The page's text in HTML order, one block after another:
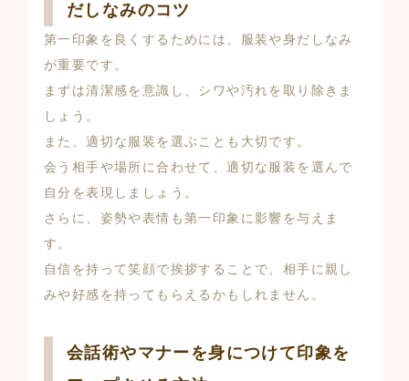
だしなみのコツ
第一印象を良くするためには、服装や身だしなみ
が重要です。
まずは清潔感を意識し、シワや汚れを取り除きま
しょう。
また、適切な服装を選ぶことも大切です。
会う相手や場所に合わせて、適切な服装を選んで
自分を表現しましょう。
さらに、姿勢や表情も第一印象に影響を与えま
す。
自信を持って笑顔で挨拶することで、相手に親し
みや好感を持ってもらえるかもしれません。
会話術やマナーを身につけて印象を